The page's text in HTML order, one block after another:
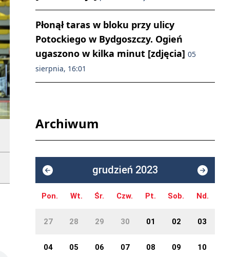
Płonął taras w bloku przy ulicy
Potockiego w Bydgoszczy. Ogień
ugaszono w kilka minut [zdjęcia] 05
sierpnia, 16:01
Archiwum
grudzień 2023
Pon. Wt. Śr. Czw. Pt. Sob. Nd.
27 28 29 30 01 02 03
04 05 06 07 08 09 10